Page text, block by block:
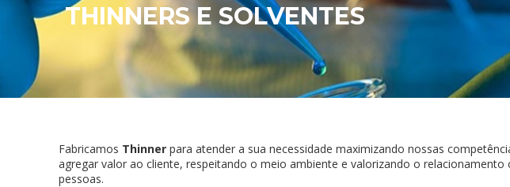
THINNERS E SOLVENTES
Fabricamos Thinner para atender a sua necessidade maximizando nossas
agregar valor ao cliente, respeitando o meio ambiente e valorizando o relacionamento
pessoas.